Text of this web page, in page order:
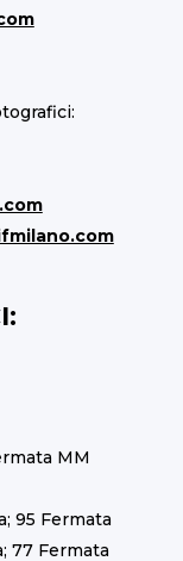
MM
95 Fermata
77 Fermata